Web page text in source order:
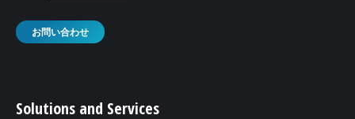
お問い合わせ
Solutions and Services